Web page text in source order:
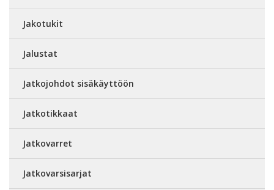
Jakotukit
Jalustat
Jatkojohdot sisäkäyttöön
Jatkotikkaat
Jatkovarret
Jatkovarsisarjat